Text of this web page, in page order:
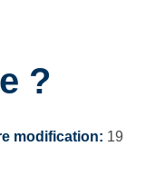
?
modification: 19